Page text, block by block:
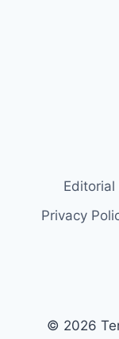
Editorial
Privacy
© 2026